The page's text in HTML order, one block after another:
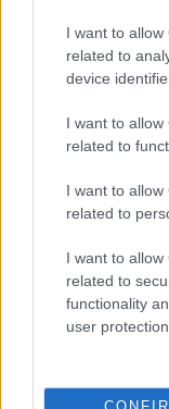
I want to
related to
device
I want to
related to
I want to
related to
I want to
related to
functionality
user protection.
Földrengés
Twitter és
hírbehozó•2011. január
A közepes
számos helyen
hogy éppen
elkezdtek
valós időben
2011. január